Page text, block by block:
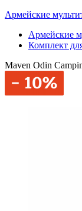
Армейские
Армейские
Комплект
Maven Odin